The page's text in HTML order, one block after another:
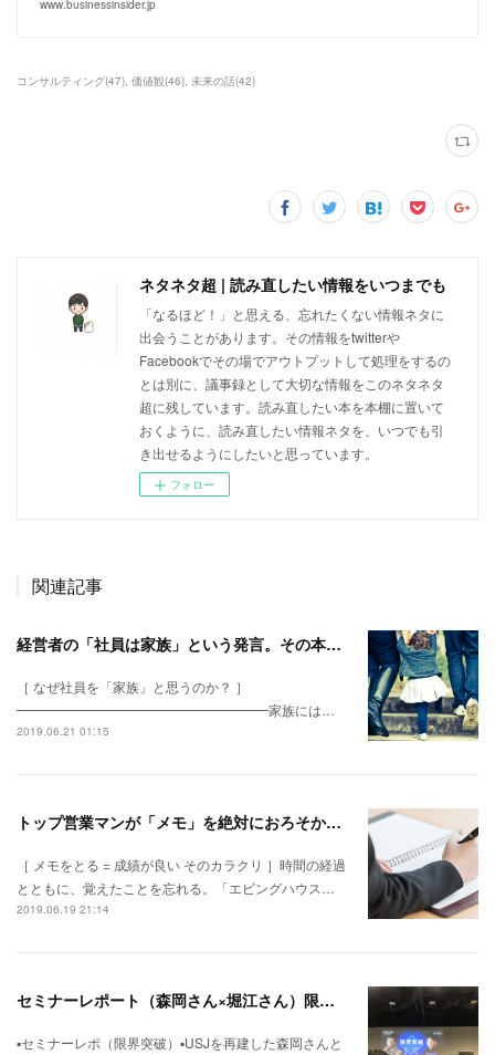
www.businessinsider.jp
コンサルティング(47) 価値観(46) 未来の話(42)
ネタネタ超 | 読み直したい情報をいつまでも
「なるほど！」と思える、忘れたくない情報ネタに
出会うことがあります。その情報をtwitterや
Facebookでその場でアウトプットして処理をするの
とは別に、議事録として大切な情報をこのネタネタ
超に残しています。読み直したい本を本棚に置いて
おくように、読み直したい情報ネタを、いつでも引
き出せるようにしたいと思っています。
フォロー
関連記事
経営者の「社員は家族」という発言。その本質が、やっとわかった。
［ なぜ社員を「家族」と思うのか？ ］
━━━━━━━━━━━━━━━━━━━家族には…
2019.06.21 01:15
トップ営業マンが「メモ」を絶対におろそかにしない理由
［ メモをとる = 成績が良い そのカラクリ ］時間の経過
とともに、覚えたことを忘れる。「エビングハウス…
2019.06.19 21:14
セミナーレポート（森岡さん×堀江さん）限界突破
▪︎セミナーレポ（限界突破）▪︎USJを再建した森岡さんと